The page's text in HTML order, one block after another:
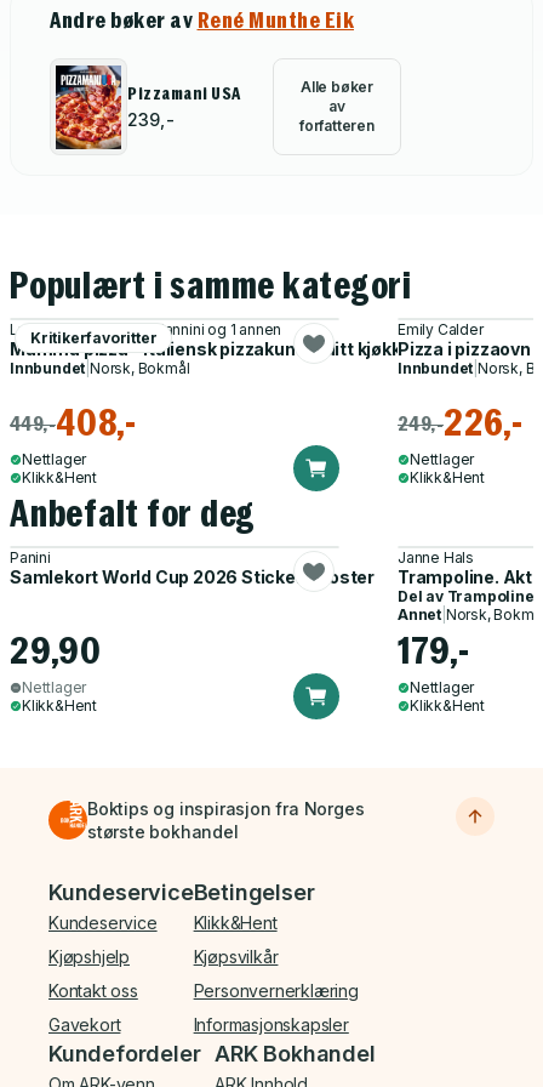
Andre bøker av René Munthe Eik
Pizzamani USA
239,-
Alle bøker
av
forfatteren
Populært i samme kategori
Kritikerfavoritter
Luca Zannini, Davide Zannini og 1 annen
Mamma pizza - italiensk pizzakunst i ditt kjøkken
Innbundet |Norsk, Bokmål
449,-408,-
Nettlager
Klikk&Hent
Emily Calder
Pizza i pizzaovn
Innbundet Norsk,
249,-226,-
Nettlager
Klikk&Hent
Anbefalt for deg
Panini
Samlekort World Cup 2026 Sticker Booster
29,90
Nettlager
Klikk&Hent
Janne Hals
Trampoline.
Del av Trampoline
Annet| Norsk,
179,-
Nettlager
Klikk&Hent
Boktips og inspirasjon fra Norges
største bokhandel
Bunnmeny
Kundeservice
Kundeservice
Kjøpshjelp
Kontakt oss
Gavekort
Betingelser
Klikk&Hent
Kjøpsvilkår
Personvernerklæring
Informasjonskapsler
Kundefordeler ARK Bokhandel